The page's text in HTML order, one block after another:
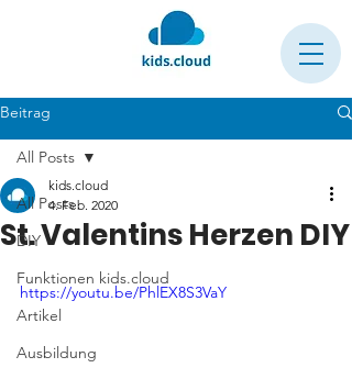
Beitrag
All Posts
DIY
Funktionen kids.cloud
Artikel
Ausbildung
All Posts
St. Valentins Herzen DIY
kids.cloud
4. Feb. 2020
https://youtu.be/PhlEX8S3VaY